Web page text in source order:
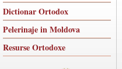
Dictionar Ortodox
Pelerinaje in Moldova
Resurse Ortodoxe